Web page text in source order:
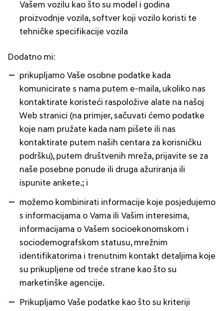
Vašem vozilu kao što su model i godina
proizvodnje vozila, softver koji vozilo koristi te
tehničke specifikacije vozila
Dodatno mi:
prikupljamo Vaše osobne podatke kada
komunicirate s nama putem e-maila, ukoliko nas
kontaktirate koristeći raspoložive alate na našoj
Web stranici (na primjer, sačuvati ćemo podatke
koje nam pružate kada nam pišete ili nas
kontaktirate putem naših centara za korisničku
podršku), putem društvenih mreža, prijavite se za
naše posebne ponude ili druga ažuriranja ili
ispunite ankete.; i
možemo kombinirati informacije koje posjedujemo
s informacijama o Vama ili Vašim interesima,
informacijama o Vašem socioekonomskom i
sociodemografskom statusu, mrežnim
identifikatorima i trenutnim kontakt detaljima koje
su prikupljene od treće strane kao što su
marketinške agencije.
Prikupljamo Vaše podatke kao što su kriteriji